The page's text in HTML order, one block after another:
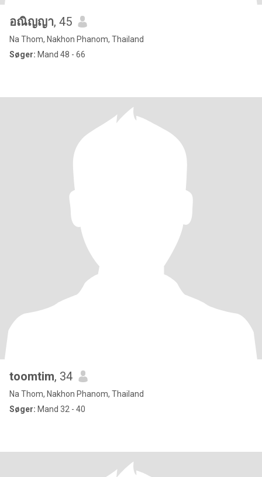
อณิญญา, 45
Na Thom, Nakhon Phanom, Thailand
Søger: Mand 48 - 66
toomtim, 34
Na Thom, Nakhon Phanom, Thailand
Søger: Mand 32 - 40